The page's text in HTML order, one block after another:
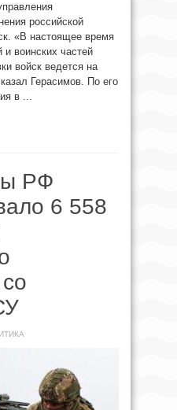
российской
«В настоящее время
и воинских частей
войск ведется на
Герасимов. По его
в ...
РФ
6 558